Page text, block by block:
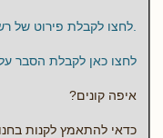
.לחצו לקבלת פירוט של
לחצו כאן לקבלת הסבר
איפה קונים?
כדאי להתאמץ לקנות